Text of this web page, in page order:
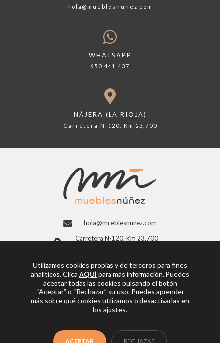
hola@mueblesnunez.com
WHATSAPP
650 441 437
NÁJERA (LA RIOJA)
Carretera N-120, Km 23,700
hola@mueblesnunez.com
Carretera N-120, Km 23,700
941 363 997
Facebook
© Copyright 2026Muebles Núñez
Utilizamos cookies propias y de terceros para fines
analíticos. Clica AQUÍpara más información. Puedes
aceptar todas las cookies pulsando el botón
“Aceptar” o “Rechazar” su uso. Puedes aprender
más sobre qué cookies utilizamos o desactivarlas en
los ajustes.
ACEPTAR RECHAZAR